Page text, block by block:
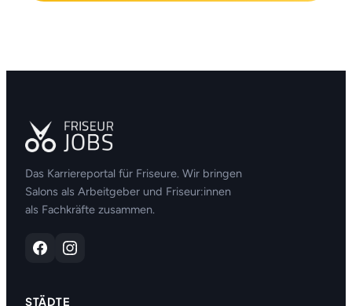
Das Karriereportal für Friseure. Wir bringen
Salons als Arbeitgeber und Friseur:innen
als Fachkräfte zusammen.
STÄDTE